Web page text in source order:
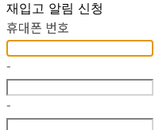
재입고 알림 신청
휴대폰 번호
-
-